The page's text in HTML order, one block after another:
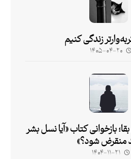
زندگی کنیم
۱۴۰۵-۰۴-۲۰
بازخوانی کتاب «آیا نسل بشر
منقرض شود؟»
۱۴۰۴-۱۱-۲۱